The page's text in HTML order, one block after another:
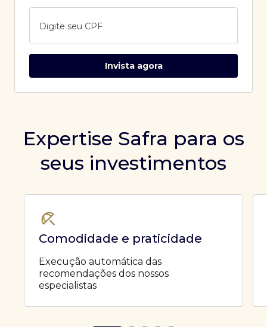
Digite seu CPF
Invista agora
Expertise Safra para os
seus investimentos
Comodidade e praticidade
Execução automática das
recomendações dos nossos
especialistas